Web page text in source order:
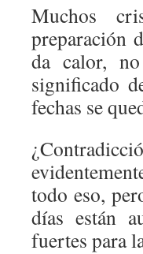
Muchos
preparación
da calor,
significado
fechas se
todo eso,
días están
fuertes para